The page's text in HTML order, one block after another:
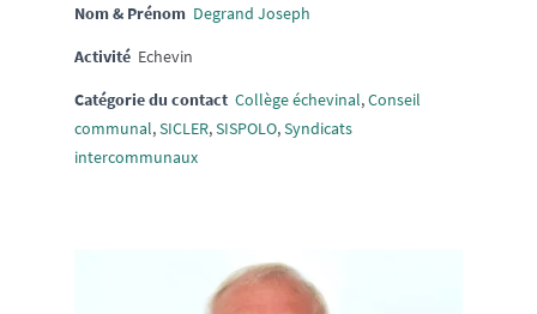
Nom & Prénom Degrand Joseph
Activité Echevin
Catégorie du contact Collège échevinal,Conseil
communal,SICLER,SISPOLO,Syndicats
intercommunaux